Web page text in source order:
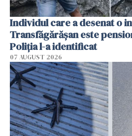
Individul care a desenat o
Transfăgărășan este
Poliția l-a identificat
07 AUGUST 2026